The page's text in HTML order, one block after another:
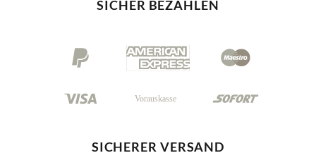
SICHER BEZAHLEN
SICHERER VERSAND